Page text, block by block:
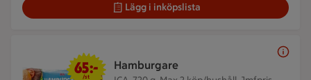
Lägg i inköpslista
Hamburgare
65 kr/st
65:-
/st